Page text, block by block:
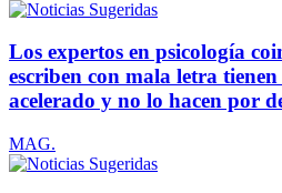
Los expertos en psicología
escriben con mala letra
acelerado y no lo hacen por
MAG.